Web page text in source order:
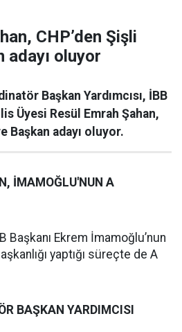
CHP’den Şişli
adayı oluyor
Başkan Yardımcısı, İBB
Üyesi Resül Emrah Şahan,
Başkan adayı oluyor.
İMAMOĞLU'NUN A
Başkanı Ekrem İmamoğlu’nun
yaptığı süreçte de A
BAŞKAN YARDIMCISI